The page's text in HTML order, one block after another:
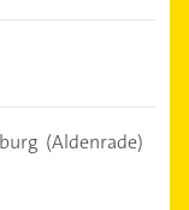
(Aldenrade)